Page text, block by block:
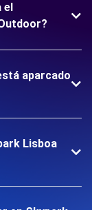
el
aparcado
Lisboa